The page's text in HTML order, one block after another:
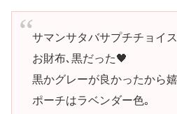
サマンサタバサプチチョイ
お財布､黒だった🖤
黒かグレーが良かったから
ポーチはラベンダー色｡